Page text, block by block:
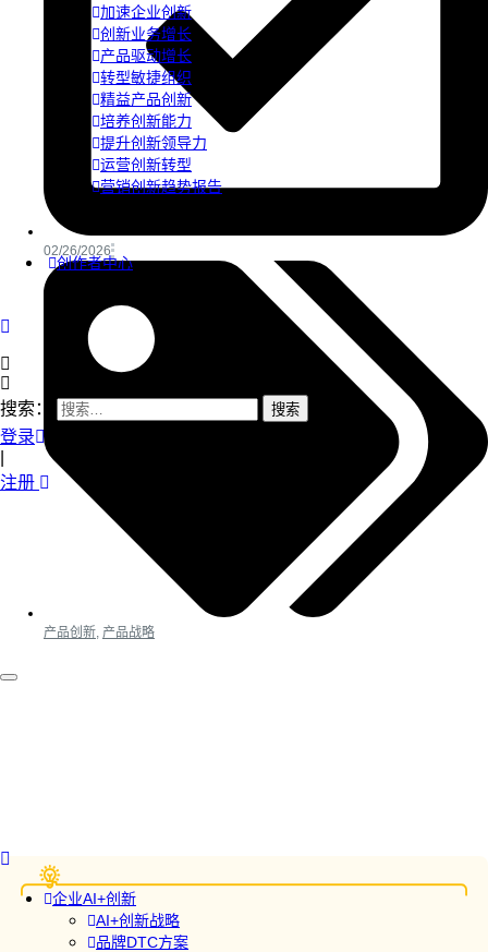
加速企业创新
创新业务增长
产品驱动增长
转型敏捷组织
精益产品创新
培养创新能力
提升创新领导力
运营创新转型
营销创新趋势报告
创作者中心
搜索：
登录
注册
企业AI+创新
AI+创新战略
品牌DTC方案
02/26/2026
产品创新 产品战略